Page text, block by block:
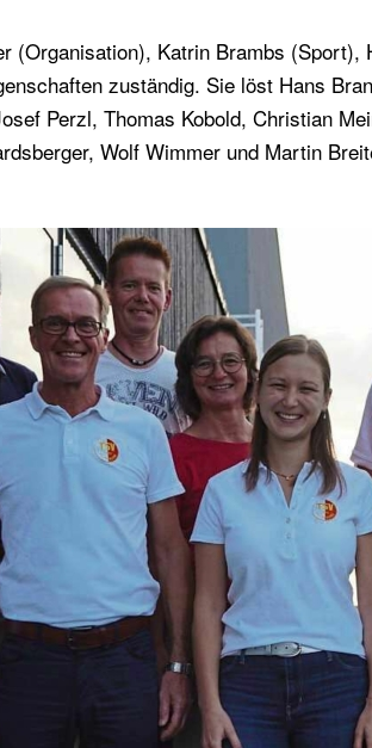
(Organisation), Katrin Brambs
zuständig. Sie löst Hans
Perzl, Thomas Kobold, Christian
Wolf Wimmer und Martin